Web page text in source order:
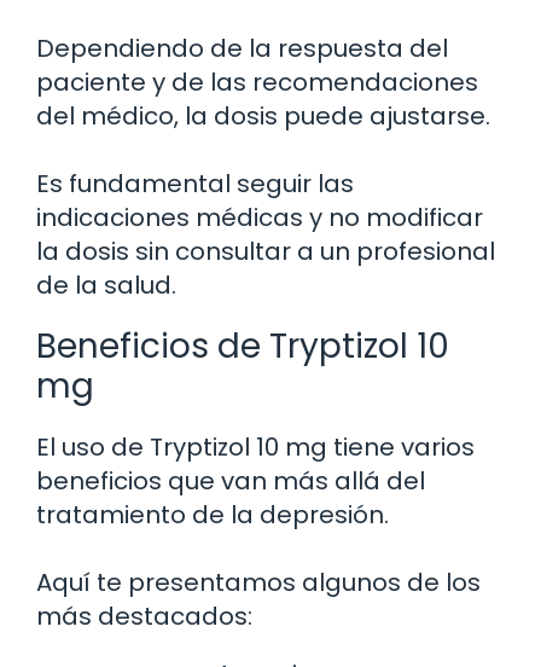
Dependiendo de la respuesta del
paciente y de las recomendaciones
del médico, la dosis puede ajustarse.
Es fundamental seguir las
indicaciones médicas y no modificar
la dosis sin consultar a un profesional
de la salud.
Beneficios de Tryptizol 10
mg
El uso de Tryptizol 10 mg tiene varios
beneficios que van más allá del
tratamiento de la depresión.
Aquí te presentamos algunos de los
más destacados: